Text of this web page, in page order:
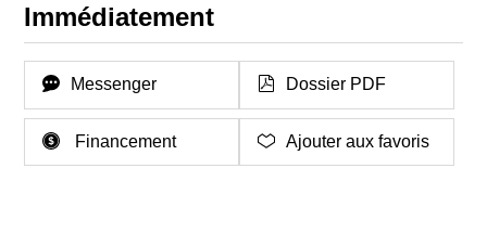
Immédiatement
Messenger Dossier PDF
Financement Ajouter aux favoris